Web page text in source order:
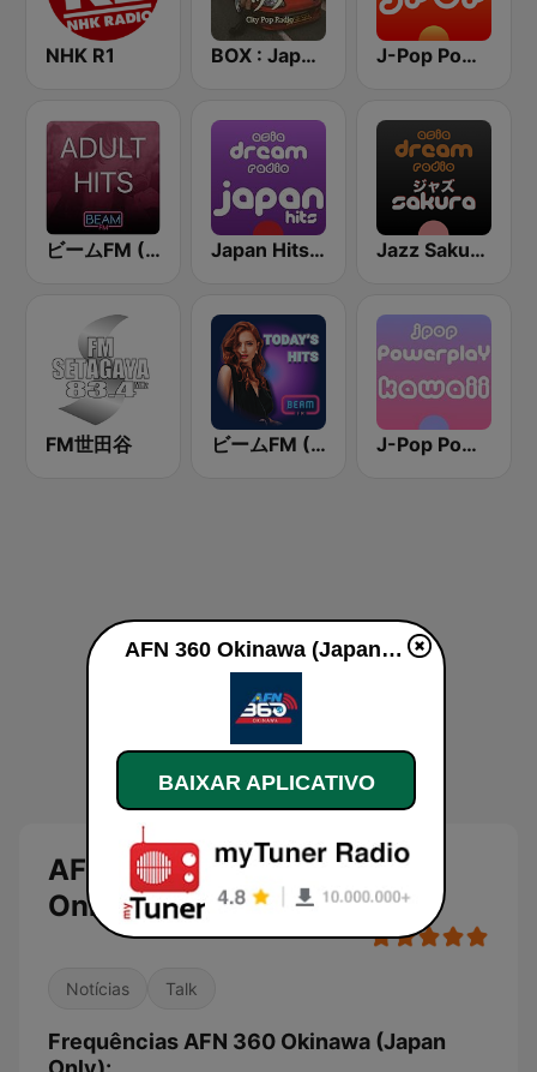
NHK R1 BOX : Japan City Pop -日本のシティポップ J-Pop Powerplay
ビームFM (Beam FM) - Adult Hits Japan Hits - Asia DREAM Radio Jazz Sakura - asia DREAM radio
FM世田谷 ビームFM (Beam FM) J-Pop Powerplay Kawaii
AFN 360 Okinawa (Japan
Only)
Notícias Talk
Frequências AFN 360 Okinawa (Japan
AFN 360 Okinawa (Japan Only) ao vivo
BAIXAR APLICATIVO